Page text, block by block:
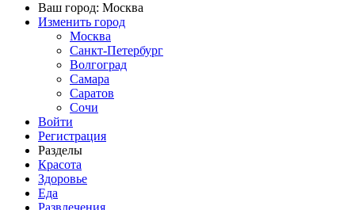
Ваш город: Москва
Изменить город
Москва
Санкт-Петербург
Волгоград
Самара
Саратов
Сочи
Войти
Регистрация
Разделы
Красота
Здоровье
Еда
Развлечения